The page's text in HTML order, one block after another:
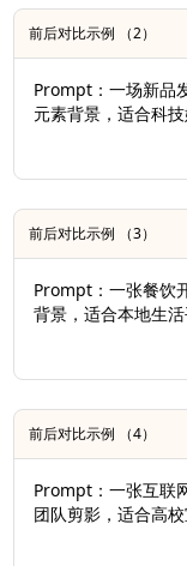
前后对比示例 （2）
Prompt：一场新品
元素背景，适合科技
前后对比示例 （3）
Prompt：一张餐饮
背景，适合本地生活
前后对比示例 （4）
Prompt：一张互联
团队剪影，适合高